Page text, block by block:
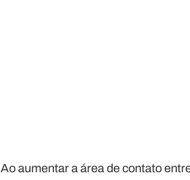
Ao aumentar a área de contato